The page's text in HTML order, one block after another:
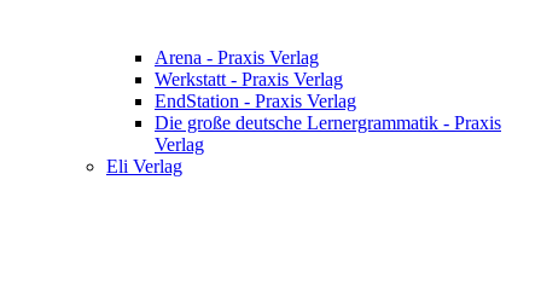
Arena - Praxis Verlag
Werkstatt - Praxis Verlag
EndStation - Praxis Verlag
Die große deutsche Lernergrammatik - Praxis
Verlag
Eli Verlag